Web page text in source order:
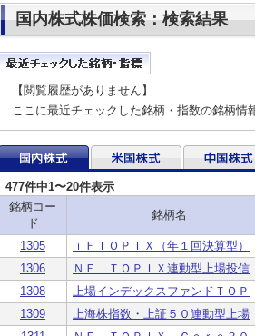
国内株式株価検索：検索結果
【閲覧履歴がありません】
ここに最近チェックした銘柄・指数の銘柄情